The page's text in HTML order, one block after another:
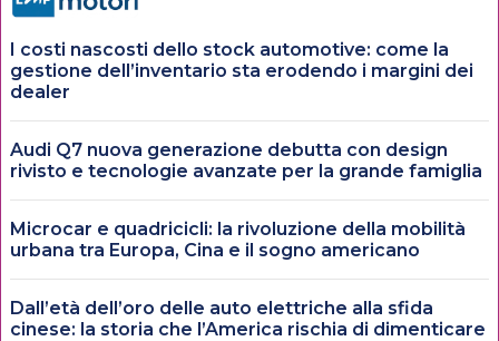
I costi nascosti dello stock automotive: come la
gestione dell’inventario sta erodendo i margini dei
dealer
Audi Q7 nuova generazione debutta con design
rivisto e tecnologie avanzate per la grande famiglia
Microcar e quadricicli: la rivoluzione della mobilità
urbana tra Europa, Cina e il sogno americano
Dall’età dell’oro delle auto elettriche alla sfida
cinese: la storia che l’America rischia di dimenticare